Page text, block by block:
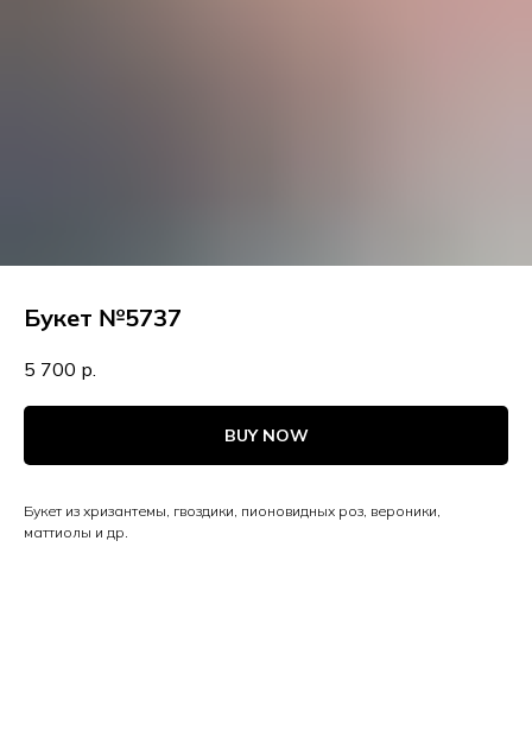
Букет №5737
5 700 р.
BUY NOW
Букет из хризантемы, гвоздики, пионовидных роз, вероники,
маттиолы и др.